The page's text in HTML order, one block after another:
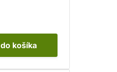
do košíka